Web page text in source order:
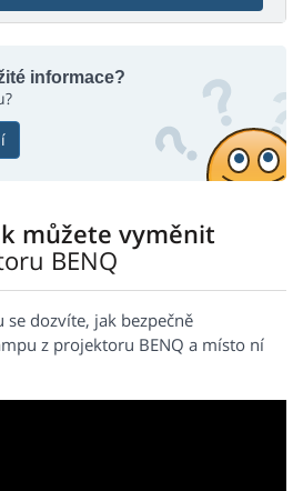
informace?
můžete vyměnit
BENQ
dozvíte, jak bezpečně
z projektoru BENQ a místo ní